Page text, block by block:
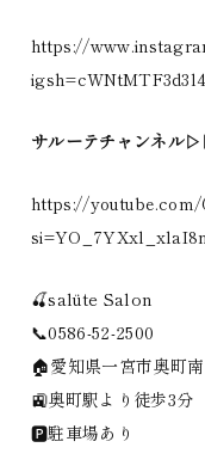
https://
サルーテチャンネ
https://
🍒salüte Salon
📞0586-52-2500
🏠愛知県一宮市奥町
🚉奥町駅より徒歩3分
🅿️駐車場あり